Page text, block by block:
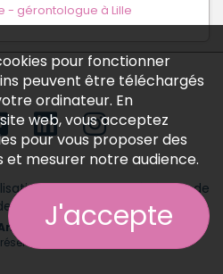
- gérontologue à Lille
-Conditions générales de
données personnelles
médicalestous droits
réservés.
pour fonctionner
peuvent être téléchargés
ordinateur. En
web, vous acceptez
pour vous proposer des
et mesurer notre audience.
J'accepte